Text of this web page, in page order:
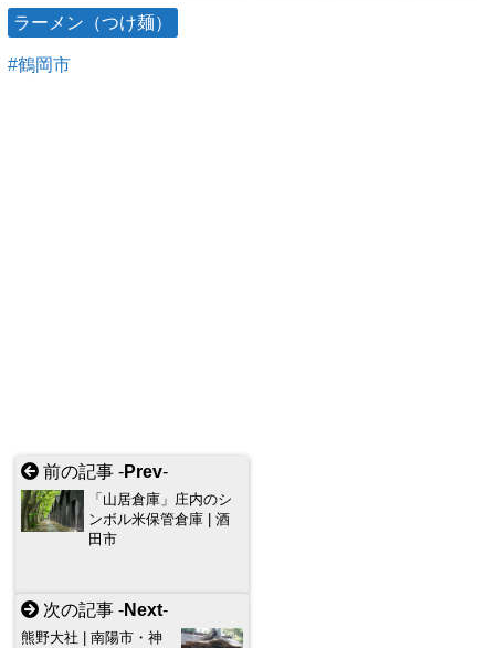
ラーメン（つけ麺）
鶴岡市
前の記事 -Prev-
「山居倉庫」庄内のシ
ンボル米保管倉庫 | 酒
田市
次の記事 -Next-
熊野大社 | 南陽市・神